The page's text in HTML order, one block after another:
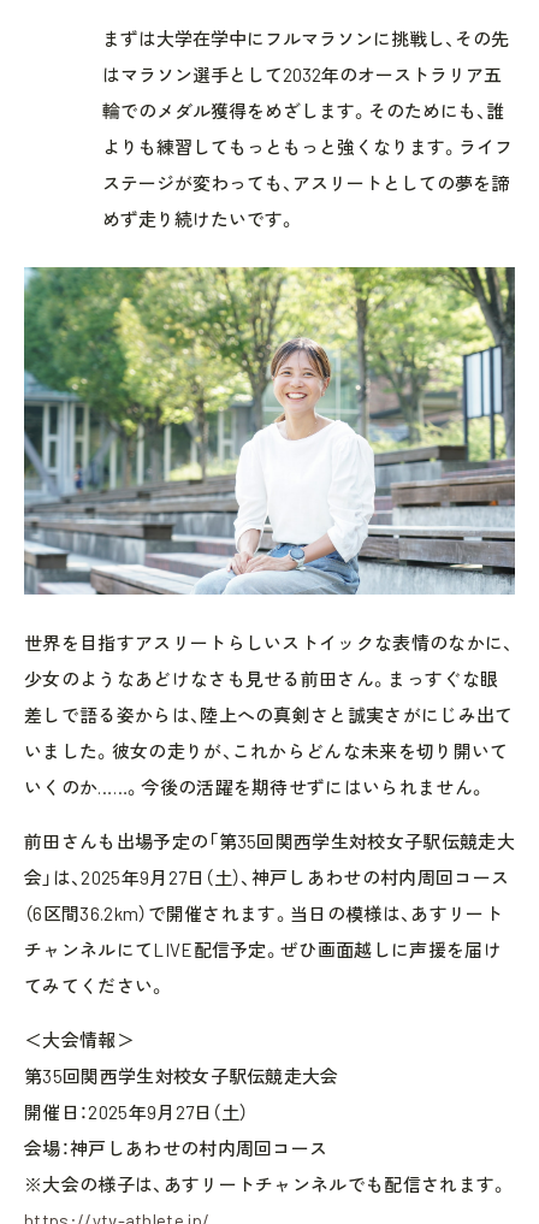
まずは大学在学中にフルマラソンに挑戦し、その先
はマラソン選手として2032年のオーストラリア五
輪でのメダル獲得をめざします。そのためにも、誰
よりも練習してもっともっと強くなります。ライフ
ステージが変わっても、アスリートとしての夢を諦
めず走り続けたいです。
世界を目指すアスリートらしいストイックな表情のなかに、
少女のようなあどけなさも見せる前田さん。まっすぐな眼
差しで語る姿からは、陸上への真剣さと誠実さがにじみ出て
いました。彼女の走りが、これからどんな未来を切り開いて
いくのか……。今後の活躍を期待せずにはいられません。
前田さんも出場予定の「第35回関西学生対校女子駅伝競走大
会」は、2025年9月27日（土）、神戸しあわせの村内周回コース
（6区間36.2km）で開催されます。当日の模様は、あすリート
チャンネルにてLIVE配信予定。ぜひ画面越しに声援を届け
てみてください。
＜大会情報＞
第35回関西学生対校女子駅伝競走大会
開催日：2025年9月27日（土）
会場：神戸しあわせの村内周回コース
※大会の様子は、あすリートチャンネルでも配信されます。